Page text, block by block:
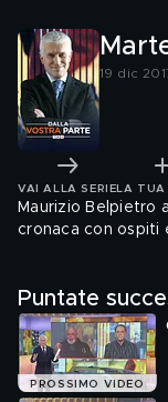
19 dic
VAI ALLA SERIE LA
Maurizio Belpietro
cronaca con ospiti
Puntate
PROSSIMO VIDEO